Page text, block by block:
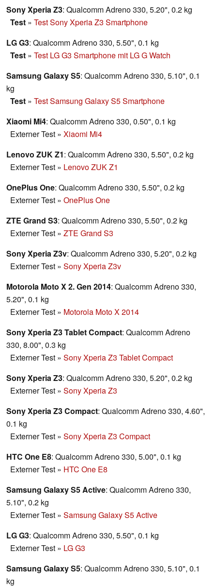
Sony Xperia Z3: Qualcomm Adreno 330, 5.20", 0.2 kg
Test » Test Sony Xperia Z3 Smartphone
LG G3: Qualcomm Adreno 330, 5.50", 0.1 kg
Test » Test LG G3 Smartphone mit LG G Watch
Samsung Galaxy S5: Qualcomm Adreno 330, 5.10", 0.1
kg
Test » Test Samsung Galaxy S5 Smartphone
Xiaomi Mi4: Qualcomm Adreno 330, 0.50", 0.1 kg
Externer Test » Xiaomi Mi4
Lenovo ZUK Z1: Qualcomm Adreno 330, 5.50", 0.2 kg
Externer Test » Lenovo ZUK Z1
OnePlus One: Qualcomm Adreno 330, 5.50", 0.2 kg
Externer Test » OnePlus One
ZTE Grand S3: Qualcomm Adreno 330, 5.50", 0.2 kg
Externer Test » ZTE Grand S3
Sony Xperia Z3v: Qualcomm Adreno 330, 5.20", 0.2 kg
Externer Test » Sony Xperia Z3v
Motorola Moto X 2. Gen 2014: Qualcomm Adreno 330,
5.20", 0.1 kg
Externer Test » Motorola Moto X 2014
Sony Xperia Z3 Tablet Compact: Qualcomm Adreno
330, 8.00", 0.3 kg
Externer Test » Sony Xperia Z3 Tablet Compact
Sony Xperia Z3: Qualcomm Adreno 330, 5.20", 0.2 kg
Externer Test » Sony Xperia Z3
Sony Xperia Z3 Compact: Qualcomm Adreno 330, 4.60",
0.1 kg
Externer Test » Sony Xperia Z3 Compact
HTC One E8: Qualcomm Adreno 330, 5.00", 0.1 kg
Externer Test » HTC One E8
Samsung Galaxy S5 Active: Qualcomm Adreno 330,
5.10", 0.2 kg
Externer Test » Samsung Galaxy S5 Active
LG G3: Qualcomm Adreno 330, 5.50", 0.1 kg
Externer Test » LG G3
Samsung Galaxy S5: Qualcomm Adreno 330, 5.10", 0.1
kg